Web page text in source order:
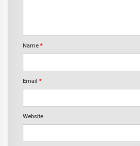
Name *
Email *
Website